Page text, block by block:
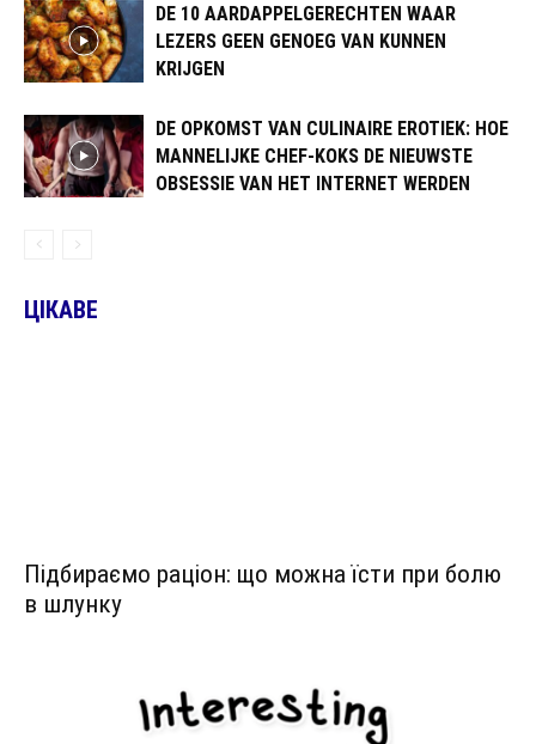
DE 10 AARDAPPELGERECHTEN WAAR
LEZERS GEEN GENOEG VAN KUNNEN
KRIJGEN
DE OPKOMST VAN CULINAIRE EROTIEK: HOE
MANNELIJKE CHEF-KOKS DE NIEUWSTE
OBSESSIE VAN HET INTERNET WERDEN
ЦІКАВЕ
Підбираємо раціон: що можна їсти при болю
в шлунку